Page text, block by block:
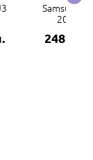
Samsung J3
2017
248 грн.